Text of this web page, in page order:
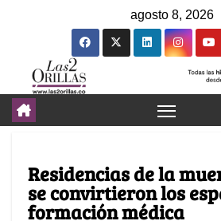
agosto 8, 2026
Residencias de la
se convirtieron los
formación médica